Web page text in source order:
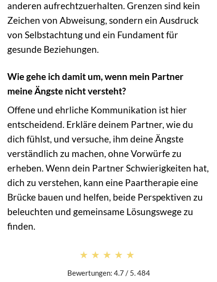
anderen aufrechtzuerhalten. Grenzen sind kein
Zeichen von Abweisung, sondern ein Ausdruck
von Selbstachtung und ein Fundament für
gesunde Beziehungen.
Wie gehe ich damit um, wenn mein Partner
meine Ängste nicht versteht?
Offene und ehrliche Kommunikation ist hier
entscheidend. Erkläre deinem Partner, wie du
dich fühlst, und versuche, ihm deine Ängste
verständlich zu machen, ohne Vorwürfe zu
erheben. Wenn dein Partner Schwierigkeiten hat,
dich zu verstehen, kann eine Paartherapie eine
Brücke bauen und helfen, beide Perspektiven zu
beleuchten und gemeinsame Lösungswege zu
finden.
★★★★★
★★★★★
Bewertungen: 4.7 / 5. 484